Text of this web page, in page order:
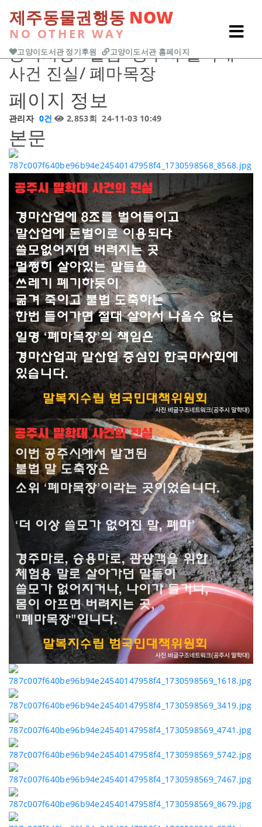
제주동물권행동 NOW
NO OTHER WAY
고양이도서관 정기후원 고양이도서관 홈페이지
Previous Next
공지사항<알림>공주시 말학대
사건 진실/ 폐마목장
페이지 정보
관리자 0건 2,853회 24-11-03 10:49
본문